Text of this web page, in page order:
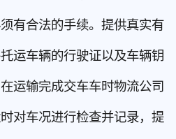
有合法的手续。提供真实有
运车辆的行驶证以及车辆钥
运输完成交车车时物流公司
对车况进行检查并记录，提